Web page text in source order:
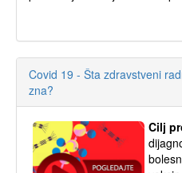
Covid 19 - Šta zdravstveni
zna?
Cilj